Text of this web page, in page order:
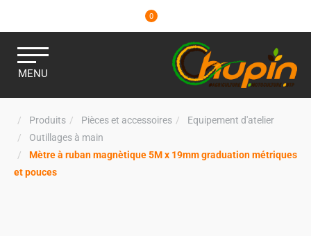
0
MENU
Produits Pièces et accessoires
Equipement d'atelier
Outillages à main
Mètre à ruban magnètique 5M x 19mm graduation métriques
et pouces